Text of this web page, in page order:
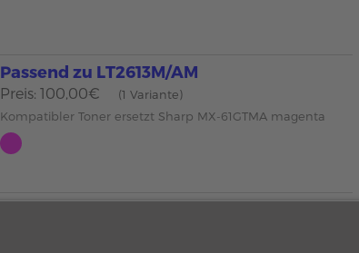
Passend zu LT2613M/AM
Preis: 100,00€
(1 Variante)
Kompatibler Toner ersetzt Sharp MX-61GTMA magenta